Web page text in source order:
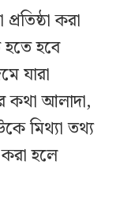
করা
হবে
যারা
কথা আলাদা,
মিথ্যা তথ্য
করা হলে